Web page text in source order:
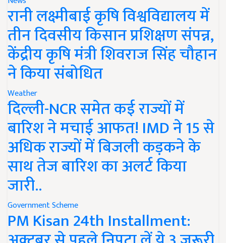
रानी लक्ष्मीबाई कृषि विश्वविद्यालय में
तीन दिवसीय किसान प्रशिक्षण संपन्न,
केंद्रीय कृषि मंत्री शिवराज सिंह चौहान
ने किया संबोधित
Weather
दिल्ली-NCR समेत कई राज्यों में
बारिश ने मचाई आफत! IMD ने 15 से
अधिक राज्यों में बिजली कड़कने के
साथ तेज बारिश का अलर्ट किया
जारी..
Government Scheme
PM Kisan 24th Installment: